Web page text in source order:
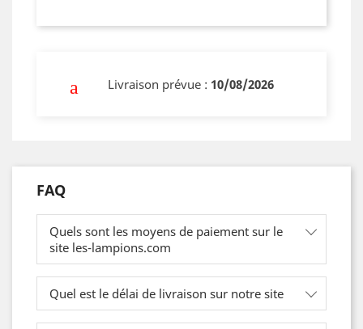
Livraison prévue : 10/08/2026
FAQ
Quels sont les moyens de paiement sur le
site les-lampions.com
Quel est le délai de livraison sur notre site